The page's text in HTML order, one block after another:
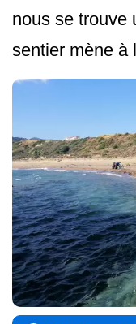
nous se trouve
sentier mène à